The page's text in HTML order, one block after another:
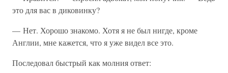
это для вас в диковинку?
— Нет. Хорошо знакомо. Хотя я не был нигде, кроме
Англии, мне кажется, что я уже видел все это.
Последовал быстрый как молния ответ: